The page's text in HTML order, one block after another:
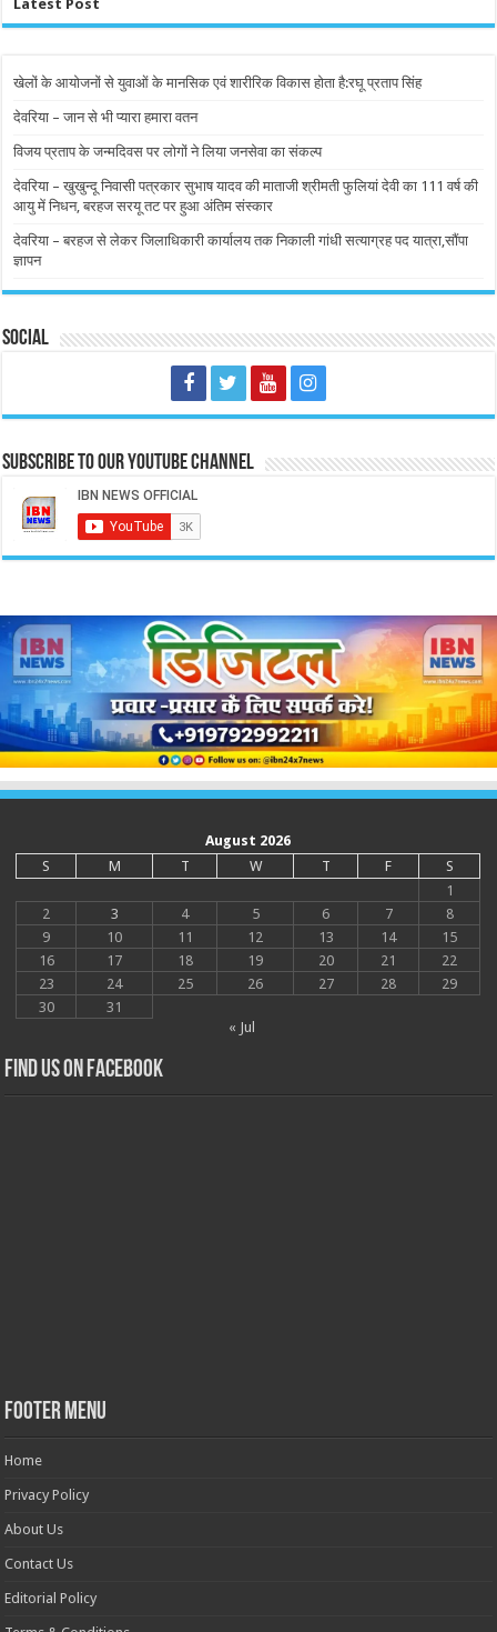
Latest Post
खेलों के आयोजनों से युवाओं के मानसिक एवं शारीरिक विकास होता है:रघू प्रताप सिंह
देवरिया – जान से भी प्यारा हमारा वतन
विजय प्रताप के जन्मदिवस पर लोगों ने लिया जनसेवा का संकल्प
देवरिया – खुखुन्दू निवासी पत्रकार सुभाष यादव की माताजी श्रीमती फुलियां देवी का 111 वर्ष की
आयु में निधन, बरहज सरयू तट पर हुआ अंतिम संस्कार
देवरिया – बरहज से लेकर जिलाधिकारी कार्यालय तक निकाली गांधी सत्याग्रह पद यात्रा,सौंपा
ज्ञापन
Social
Subscribe to our Youtube Channel
August 2026
S
M T W T F
S
1
2
3 4 5 6 7
8
9
10 11 12 13 14
15
16
17 18 19 20 21
22
23
24 25 26 27 28
29
30
31
« Jul
Find us on Facebook
Footer Menu
Home
Privacy Policy
About Us
Contact Us
Editorial Policy